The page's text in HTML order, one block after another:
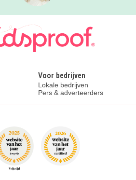
Voor bedrijven
Lokale bedrijven
Pers & adverteerders